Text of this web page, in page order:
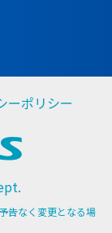
ーポリシー
告なく変更となる場